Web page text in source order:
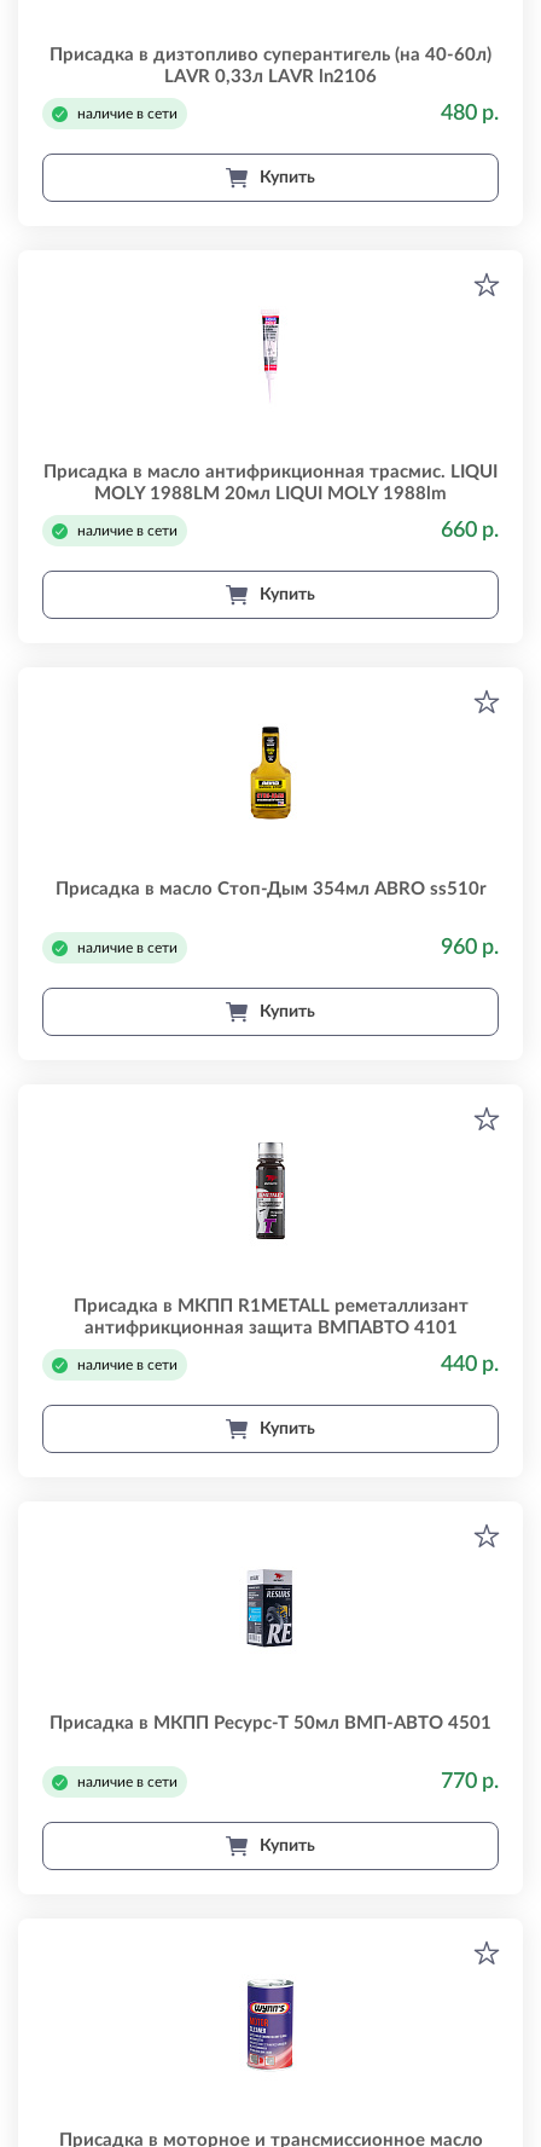
Присадка в дизтопливо суперантигель (на 40-60л)
LAVR 0,33л LAVR ln2106
наличие в сети 480 р.
Купить
Присадка в масло антифрикционная трасмис. LIQUI
MOLY 1988LM 20мл LIQUI MOLY 1988lm
наличие в сети 660 р.
Купить
Присадка в масло Стоп-Дым 354мл ABRO ss510r
наличие в сети 960 р.
Купить
Присадка в МКПП R1METALL реметаллизант
антифрикционная защита ВМПАВТО 4101
наличие в сети 440 р.
Купить
Присадка в МКПП Ресурс-Т 50мл ВМП-АВТО 4501
наличие в сети 770 р.
Купить
Присадка в моторное и трансмиссионное масло